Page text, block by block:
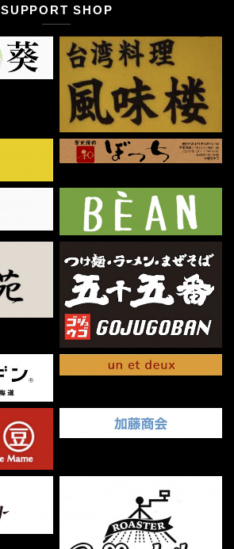
SUPPORT SHOP